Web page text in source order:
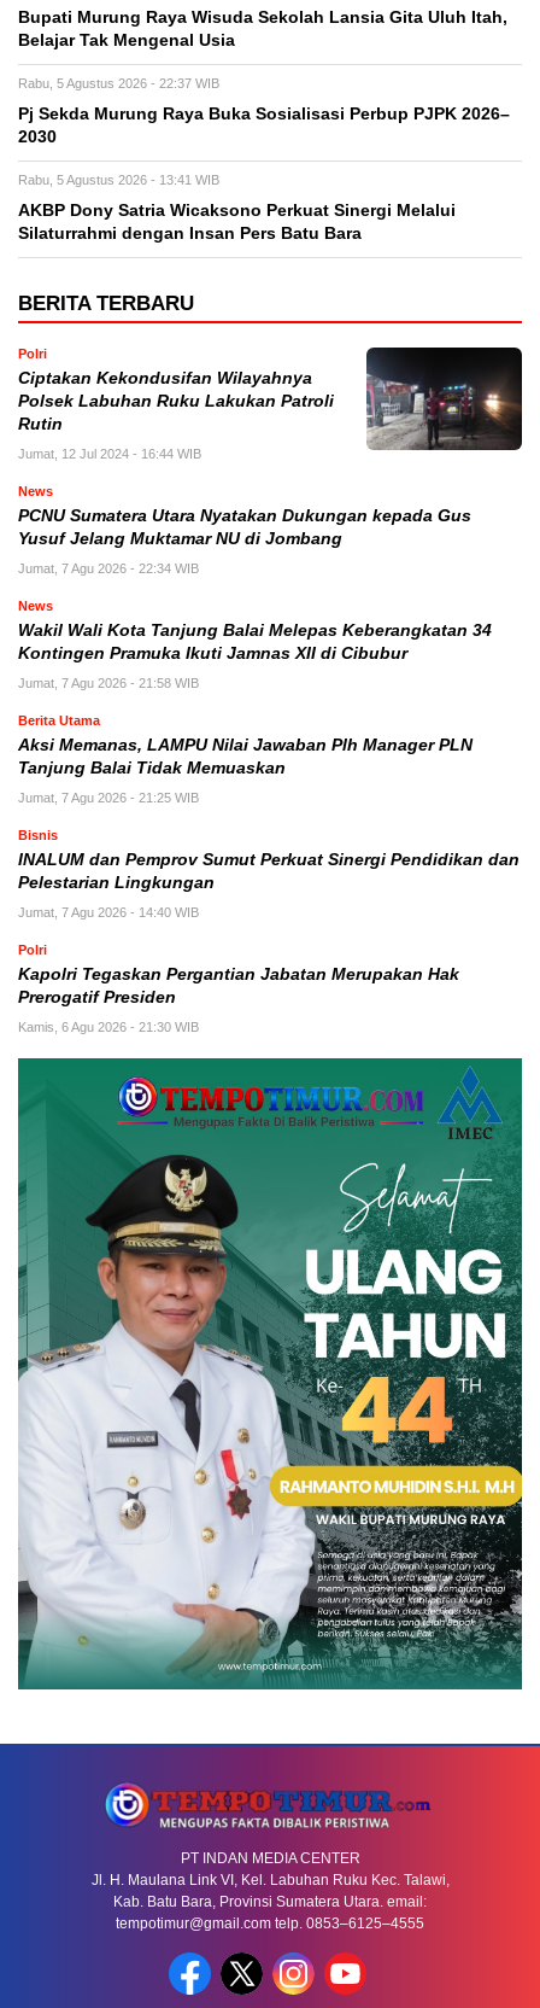
Bupati Murung Raya Wisuda Sekolah Lansia Gita Uluh Itah,
Belajar Tak Mengenal Usia
Rabu, 5 Agustus 2026 - 22:37 WIB
Pj Sekda Murung Raya Buka Sosialisasi Perbup PJPK 2026–
2030
Rabu, 5 Agustus 2026 - 13:41 WIB
AKBP Dony Satria Wicaksono Perkuat Sinergi Melalui
Silaturrahmi dengan Insan Pers Batu Bara
BERITA TERBARU
Polri
Ciptakan Kekondusifan Wilayahnya
Polsek Labuhan Ruku Lakukan Patroli
Rutin
Jumat, 12 Jul 2024 - 16:44 WIB
News
PCNU Sumatera Utara Nyatakan Dukungan kepada Gus
Yusuf Jelang Muktamar NU di Jombang
Jumat, 7 Agu 2026 - 22:34 WIB
News
Wakil Wali Kota Tanjung Balai Melepas Keberangkatan 34
Kontingen Pramuka Ikuti Jamnas XII di Cibubur
Jumat, 7 Agu 2026 - 21:58 WIB
Berita Utama
Aksi Memanas, LAMPU Nilai Jawaban Plh Manager PLN
Tanjung Balai Tidak Memuaskan
Jumat, 7 Agu 2026 - 21:25 WIB
Bisnis
INALUM dan Pemprov Sumut Perkuat Sinergi Pendidikan dan
Pelestarian Lingkungan
Jumat, 7 Agu 2026 - 14:40 WIB
Polri
Kapolri Tegaskan Pergantian Jabatan Merupakan Hak
Prerogatif Presiden
Kamis, 6 Agu 2026 - 21:30 WIB
PT INDAN MEDIA CENTER
Jl. H. Maulana Link VI, Kel. Labuhan Ruku Kec. Talawi,
Kab. Batu Bara, Provinsi Sumatera Utara. email:
tempotimur@gmail.com telp. 0853–6125–4555